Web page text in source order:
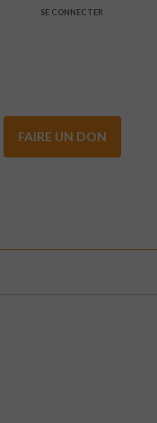
SE CONNECTER
FAIRE UN DON